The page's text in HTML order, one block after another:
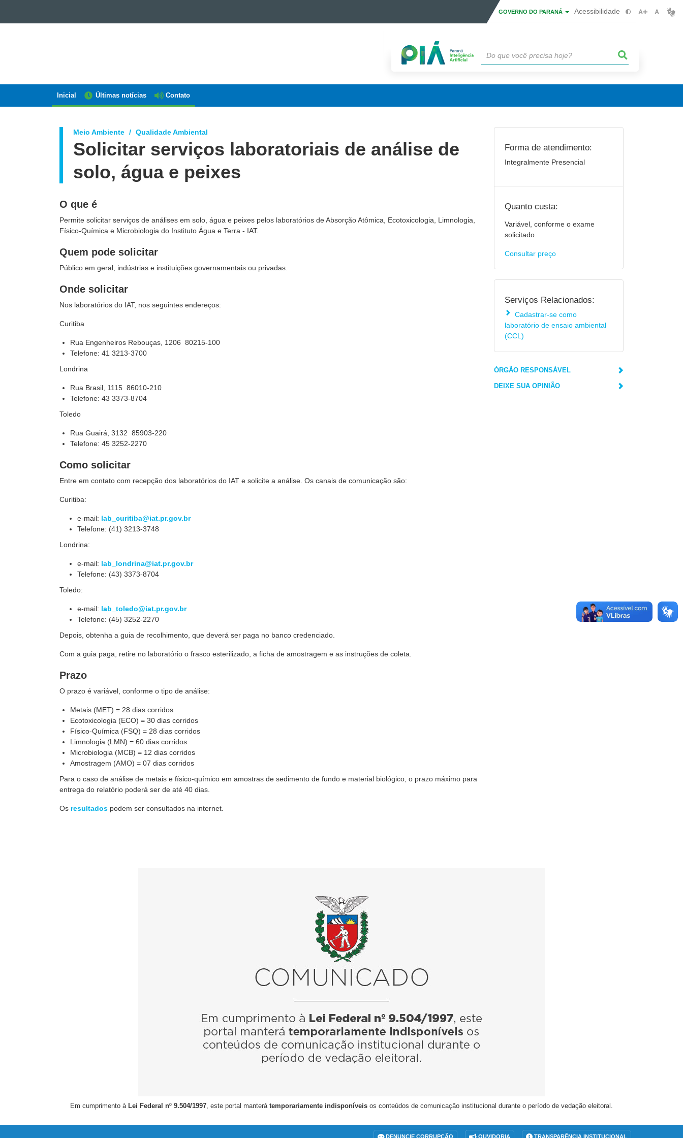
GOVERNO DO PARANÁ Acessibilidade
PARANÁ
Navegação
Inicial Últimas notícias Contato
Meio Ambiente Qualidade Ambiental
Solicitar serviços laboratoriais de análise de
solo, água e peixes
O que é
Permite solicitar serviços de análises em solo, água e peixes pelos laboratórios de Absorção Atômica, Ecotoxicologia, Limnologia,
Físico-Química e Microbiologia do Instituto Água e Terra - IAT.
Quem pode solicitar
Público em geral, indústrias e instituições governamentais ou privadas.
Onde solicitar
Nos laboratórios do IAT, nos seguintes endereços:
Curitiba
Rua Engenheiros Rebouças, 1206  80215-100
Telefone: 41 3213-3700
Londrina
Rua Brasil, 1115 86010-210
Telefone: 43 3373-8704
Toledo
Rua Guairá, 3132 85903-220
Telefone: 45 3252-2270
Como solicitar
Entre em contato com recepção dos laboratórios do IAT e solicite a análise. Os canais de comunicação são:
Curitiba:
e-mail: lab_curitiba@iat.pr.gov.br
Telefone: (41) 3213-3748
Londrina:
e-mail: lab_londrina@iat.pr.gov.br
Telefone: (43) 3373-8704
Toledo:
e-mail: lab_toledo@iat.pr.gov.br
Telefone: (45) 3252-2270
Depois, obtenha a guia de recolhimento, que deverá ser paga no banco credenciado.
Com a guia paga, retire no laboratório o frasco esterilizado, a ficha de amostragem e as instruções de coleta.
Prazo
O prazo é variável, conforme o tipo de análise:
Metais (MET) = 28 dias corridos
Ecotoxicologia (ECO) = 30 dias corridos
Físico-Química (FSQ) = 28 dias corridos
Limnologia (LMN) = 60 dias corridos
Microbiologia (MCB) = 12 dias corridos
Amostragem (AMO) = 07 dias corridos
Para o caso de análise de metais e físico-químico em amostras de sedimento de fundo e material biológico, o prazo máximo para
entrega do relatório poderá ser de até 40 dias.
Os resultados podem ser consultados na internet.
Forma de atendimento:
Integralmente Presencial
Quanto custa:
Variável, conforme o exame
solicitado.
Consultar preço
Serviços Relacionados:
Cadastrar-se como
laboratório de ensaio ambiental
(CCL)
ÓRGÃO RESPONSÁVEL
DEIXE SUA OPINIÃO
Em cumprimento à Lei Federal nº 9.504/1997, este portal manterá temporariamente indisponíveis os conteúdos de comunicação institucional durante o período de vedação eleitoral.
DENUNCIE CORRUPÇÃO OUVIDORIA TRANSPARÊNCIA INSTITUCIONAL